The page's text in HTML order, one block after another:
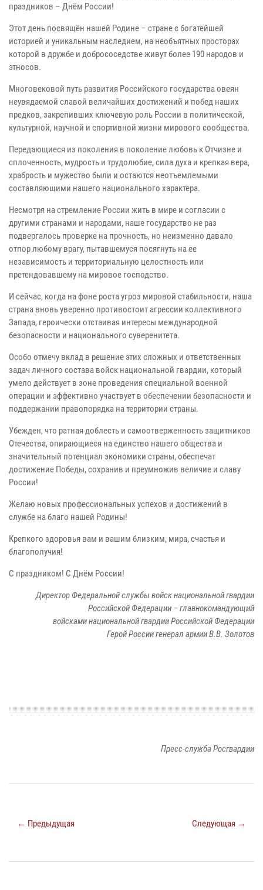
праздников – Днём России!
Этот день посвящён нашей Родине – стране с богатейшей
историей и уникальным наследием, на необъятных просторах
которой в дружбе и добрососедстве живут более 190 народов и
этносов.
Многовековой путь развития Российского государства овеян
неувядаемой славой величайших достижений и побед наших
предков, закрепивших ключевую роль России в политической,
культурной, научной и спортивной жизни мирового сообщества.
Передающиеся из поколения в поколение любовь к Отчизне и
сплоченность, мудрость и трудолюбие, сила духа и крепкая вера,
храбрость и мужество были и остаются неотъемлемыми
составляющими нашего национального характера.
Несмотря на стремление России жить в мире и согласии с
другими странами и народами, наше государство не раз
подвергалось проверке на прочность, но неизменно давало
отпор любому врагу, пытавшемуся посягнуть на ее
независимость и территориальную целостность или
претендовавшему на мировое господство.
И сейчас, когда на фоне роста угроз мировой стабильности, наша
страна вновь уверенно противостоит агрессии коллективного
Запада, героически отстаивая интересы международной
безопасности и национального суверенитета.
Особо отмечу вклад в решение этих сложных и ответственных
задач личного состава войск национальной гвардии, который
умело действует в зоне проведения специальной военной
операции и эффективно участвует в обеспечении безопасности и
поддержании правопорядка на территории страны.
Убежден, что ратная доблесть и самоотверженность защитников
Отечества, опирающиеся на единство нашего общества и
значительный потенциал экономики страны, обеспечат
достижение Победы, сохранив и преумножив величие и славу
России!
Желаю новых профессиональных успехов и достижений в
службе на благо нашей Родины!
Крепкого здоровья вам и вашим близким, мира, счастья и
благополучия!
С праздником! С Днём России!
Директор Федеральной службы войск национальной гвардии
Российской Федерации – главнокомандующий
войсками национальной гвардии Российской Федерации
Герой России генерал армии В.В. Золотов
Пресс-служба Росгвардии
← Предыдущая Следующая →